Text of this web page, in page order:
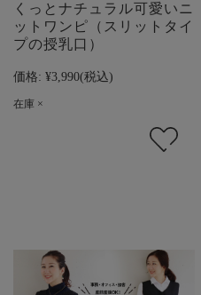
くっとナチュラル可愛いニ
ットワンピ（スリットタイ
プの授乳口）
価格: ¥3,990(税込)
在庫 ×